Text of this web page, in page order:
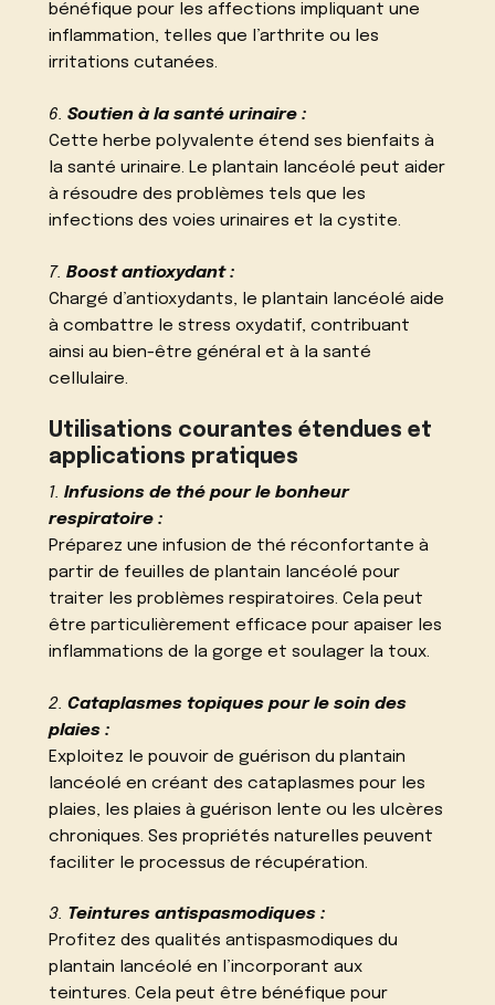
bénéfique pour les affections impliquant une
inflammation, telles que l’arthrite ou les
irritations cutanées.
6.Soutien à la santé urinaire :
Cette herbe polyvalente étend ses bienfaits à
la santé urinaire. Le plantain lancéolé peut aider
à résoudre des problèmes tels que les
infections des voies urinaires et la cystite.
7.Boost antioxydant :
Chargé d’antioxydants, le plantain lancéolé aide
à combattre le stress oxydatif, contribuant
ainsi au bien-être général et à la santé
cellulaire.
Utilisations courantes étendues et
applications pratiques
1.Infusions de thé pour le bonheur
respiratoire :
Préparez une infusion de thé réconfortante à
partir de feuilles de plantain lancéolé pour
traiter les problèmes respiratoires. Cela peut
être particulièrement efficace pour apaiser les
inflammations de la gorge et soulager la toux.
2.Cataplasmes topiques pour le soin des
plaies :
Exploitez le pouvoir de guérison du plantain
lancéolé en créant des cataplasmes pour les
plaies, les plaies à guérison lente ou les ulcères
chroniques. Ses propriétés naturelles peuvent
faciliter le processus de récupération.
3. Teintures antispasmodiques :
Profitez des qualités antispasmodiques du
plantain lancéolé en l’incorporant aux
teintures. Cela peut être bénéfique pour